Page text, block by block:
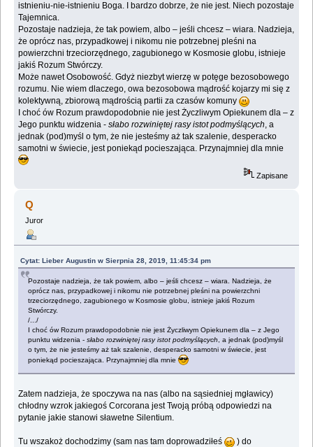
istnieniu-nie-istnieniu Boga. I bardzo dobrze, że nie jest. Niech pozostaje
Tajemnica.
Pozostaje nadzieja, że tak powiem, albo – jeśli chcesz – wiara. Nadzieja,
że oprócz nas, przypadkowej i nikomu nie potrzebnej pleśni na
powierzchni trzeciorzędnego, zagubionego w Kosmosie globu, istnieje
jakiś Rozum Stwórczy.
Może nawet Osobowość. Gdyż niezbyt wierzę w potęge bezosobowego
rozumu. Nie wiem dlaczego, owa bezosobowa mądrość kojarzy mi się z
kolektywną, zbiorową mądrością partii za czasów komuny
I choć ów Rozum prawdopodobnie nie jest Życzliwym Opiekunem dla – z
Jego punktu widzenia -słabo rozwiniętej rasy istot podmyślących, a
jednak (pod)myśl o tym, że nie jesteśmy aż tak szalenie, desperacko
samotni w świecie, jest poniekąd pocieszająca. Przynajmniej dla mnie
Zapisane
Q
Juror
Cytat: Lieber Augustin w Sierpnia 28, 2019, 11:45:34 pm
Pozostaje nadzieja, że tak powiem, albo – jeśli chcesz – wiara. Nadzieja, że
oprócz nas, przypadkowej i nikomu nie potrzebnej pleśni na powierzchni
trzeciorzędnego, zagubionego w Kosmosie globu, istnieje jakiś Rozum
Stwórczy.
/.../
I choć ów Rozum prawdopodobnie nie jest Życzliwym Opiekunem dla – z Jego
punktu widzenia -słabo rozwiniętej rasy istot podmyślących
, a jednak (pod)myśl
o tym, że nie jesteśmy aż tak szalenie, desperacko samotni w świecie, jest
poniekąd pocieszająca. Przynajmniej dla mnie
Zatem nadzieja, że spoczywa na nas (albo na sąsiedniej mgławicy)
chłodny wzrok jakiegoś Corcorana jest Twoją próbą odpowiedzi na
pytanie jakie stanowi sławetne Silentium.
Tu wszakoż dochodzimy (sam nas tam doprowadziłeś
) do